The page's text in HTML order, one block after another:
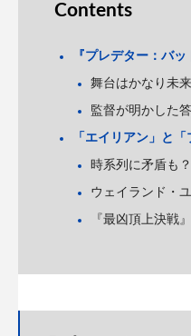
Contents
『プレデター：バ
舞台はかなり未
監督が明かした答
「エイリアン」と
時系列に矛盾も？
ウェイランド・
『最凶頂上決戦